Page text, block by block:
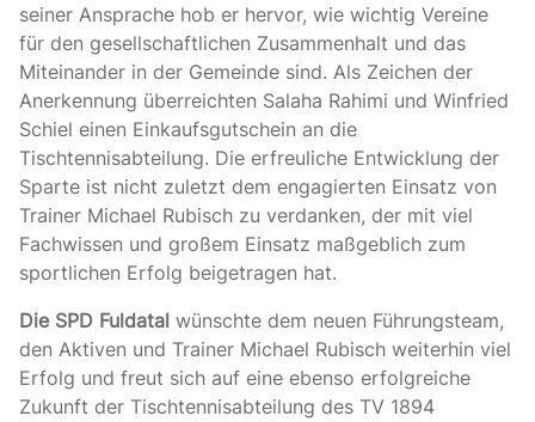
seiner Ansprache hob er hervor, wie wichtig Vereine
für den gesellschaftlichen Zusammenhalt und das
Miteinander in der Gemeinde sind. Als Zeichen der
Anerkennung überreichten Salaha Rahimi und Winfried
Schiel einen Einkaufsgutschein an die
Tischtennisabteilung. Die erfreuliche Entwicklung der
Sparte ist nicht zuletzt dem engagierten Einsatz von
Trainer Michael Rubisch zu verdanken, der mit viel
Fachwissen und großem Einsatz maßgeblich zum
sportlichen Erfolg beigetragen hat.
Die SPD Fuldatal wünschte dem neuen Führungsteam,
den Aktiven und Trainer Michael Rubisch weiterhin viel
Erfolg und freut sich auf eine ebenso erfolgreiche
Zukunft der Tischtennisabteilung des TV 1894